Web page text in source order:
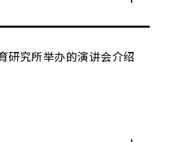
研究所举办的演讲会介绍